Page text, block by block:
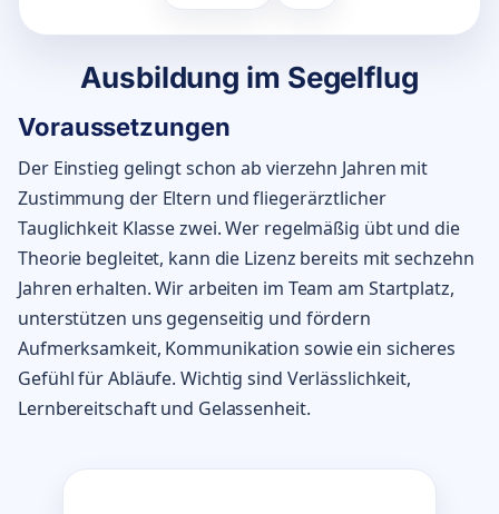
Ausbildung im Segelflug
Voraussetzungen
Der Einstieg gelingt schon ab vierzehn Jahren mit
Zustimmung der Eltern und fliegerärztlicher
Tauglichkeit Klasse zwei. Wer regelmäßig übt und die
Theorie begleitet, kann die Lizenz bereits mit sechzehn
Jahren erhalten. Wir arbeiten im Team am Startplatz,
unterstützen uns gegenseitig und fördern
Aufmerksamkeit, Kommunikation sowie ein sicheres
Gefühl für Abläufe. Wichtig sind Verlässlichkeit,
Lernbereitschaft und Gelassenheit.